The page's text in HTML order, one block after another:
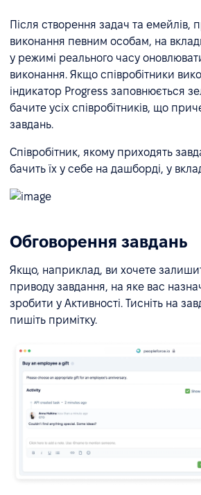
Після створення задач та емейлів,
виконання певним особам, на
у режимі реального часу
виконання. Якщо співробітники
індикатор Progress заповнюється
бачите усіх співробітників, що
завдань.
Співробітник, якому приходять
бачить їх у себе на дашборді, у
Обговорення завдань
Якщо, наприклад, ви хочете
приводу завдання, на яке вас
зробити у Активності. Тисніть на
пишіть примітку.